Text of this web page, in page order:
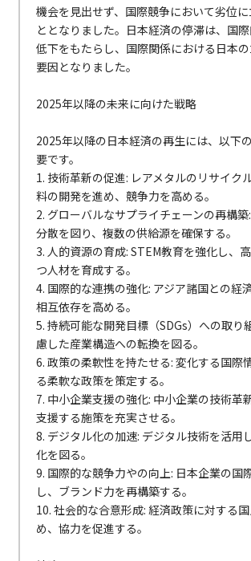
機会を見出せず、国際競争において劣位
ととなりました。日本経済の停滞は、国
低下をもたらし、国際関係における日本
要因となりました。
2025年以降の未来に向けた戦略
2025年以降の日本経済の再生には、以下
要です。
1. 技術革新の促進: レアメタルのリサイク
料の開発を進め、競争力を高める。
2. グローバルなサプライチェーンの再構
分散を図り、複数の供給源を確保する。
3. 人的資源の育成: STEM教育を強化し、
つ人材を育成する。
4. 国際的な連携の強化: アジア諸国との経
相互依存を高める。
5. 持続可能な開発目標（SDGs）への取り
慮した産業構造への転換を図る。
6. 政策の柔軟性を持たせる: 変化する国際
る柔軟な政策を策定する。
7. 中小企業支援の強化: 中小企業の技術革
支援する施策を充実させる。
8. デジタル化の加速: デジタル技術を活用
化を図る。
9. 国際的な競争力やの向上: 日本企業の国
し、ブランド力を再構築する。
10. 社会的な合意形成: 経済政策に対する
め、協力を促進する。